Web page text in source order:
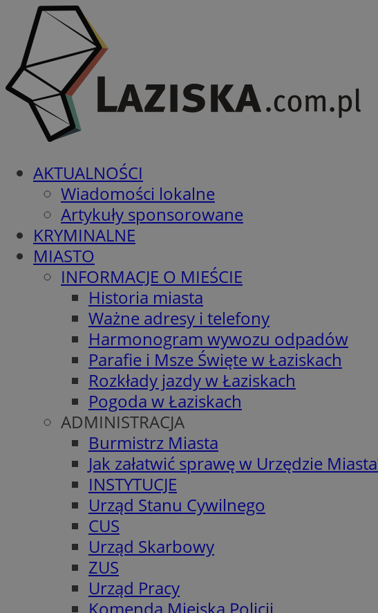
AKTUALNOŚCI
Wiadomości lokalne
Artykuły sponsorowane
KRYMINALNE
MIASTO
INFORMACJE O MIEŚCIE
Historia miasta
Ważne adresy i telefony
Harmonogram wywozu odpadów
Parafie i Msze Święte w Łaziskach
Rozkłady jazdy w Łaziskach
Pogoda w Łaziskach
ADMINISTRACJA
Burmistrz Miasta
Jak załatwić sprawę w Urzędzie
INSTYTUCJE
Urząd Stanu Cywilnego
CUS
Urząd Skarbowy
ZUS
Urząd Pracy
Komenda Miejska Policji